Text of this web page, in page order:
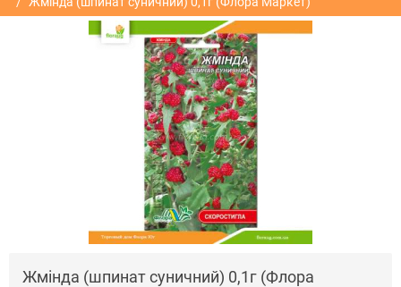
Жмінда (шпинат суничний) 0,1г (Флора